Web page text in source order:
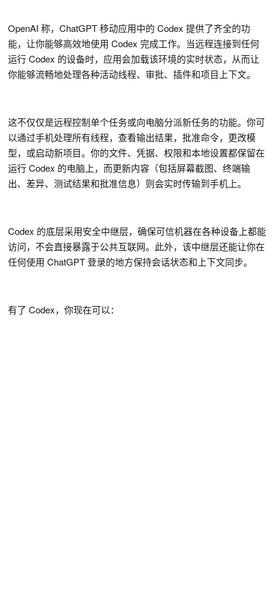
OpenAI 称，ChatGPT 移动应用中的 Codex 提供了齐全的功
能，让你能够高效地使用 Codex 完成工作。当远程连接到任何
运行 Codex 的设备时，应用会加载该环境的实时状态，从而让
你能够流畅地处理各种活动线程、审批、插件和项目上下文。
这不仅仅是远程控制单个任务或向电脑分派新任务的功能。你可
以通过手机处理所有线程，查看输出结果，批准命令，更改模
型，或启动新项目。你的文件、凭据、权限和本地设置都保留在
运行 Codex 的电脑上，而更新内容（包括屏幕截图、终端输
出、差异、测试结果和批准信息）则会实时传输到手机上。
Codex 的底层采用安全中继层，确保可信机器在各种设备上都能
访问，不会直接暴露于公共互联网。此外，该中继层还能让你在
任何使用 ChatGPT 登录的地方保持会话状态和上下文同步。
有了 Codex，你现在可以：